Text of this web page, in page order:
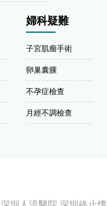
婦科疑難
子宮肌瘤手術
卵巢囊腫
不孕症檢查
月經不調檢查